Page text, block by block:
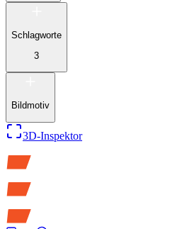
Schlagworte
3
Bildmotiv
3D-Inspektor